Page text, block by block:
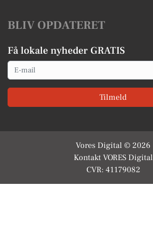
BLIV OPDATERET
Få lokale nyheder GRATIS
Email
Tilmeld
Vores Digital © 2026
Kontakt VORES Digital
CVR: 41179082